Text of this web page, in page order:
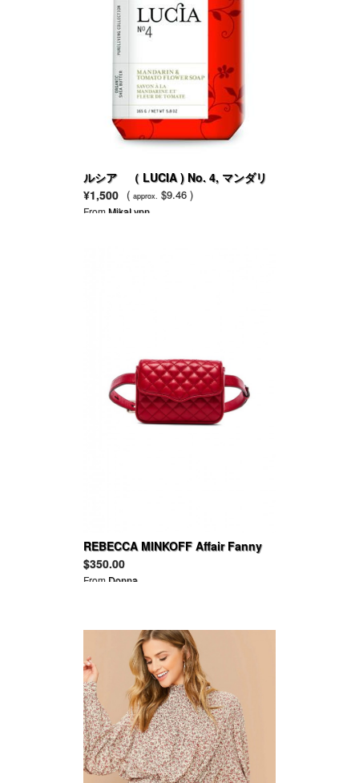
ルシア （ LUCIA ) No. 4, マンダリ
ン＆トマトフラワー
¥1,500 ( approx. $9.46 )
FromMikaLynn
REBECCA MINKOFF Affair Fanny
Bag
$350.00
From Donna